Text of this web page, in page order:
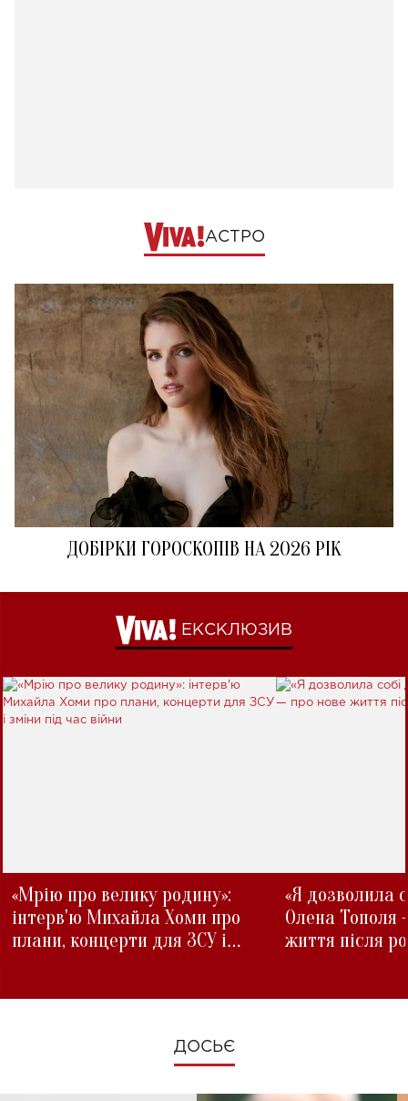
АСТРО
ДОБІРКИ ГОРОСКОПІВ НА 2026 РІК
ЕКСКЛЮЗИВ
«Мрію про велику родину»:
інтерв'ю Михайла Хоми про
плани, концерти для ЗСУ і
«Я дозволила
Олена Тополя
життя після
ДОСЬЄ